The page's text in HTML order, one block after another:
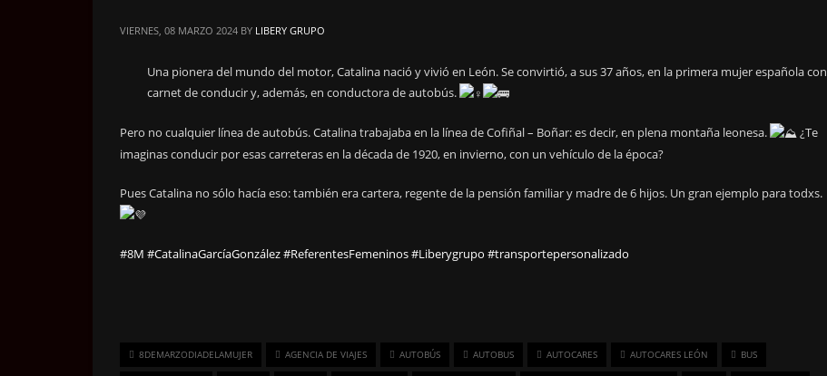
VIERNES, 08 MARZO 2024 BY LIBERY GRUPO
Una pionera del mundo del motor, Catalina nació y vivió en León. Se convirtió, a sus 37 años, en la primera mujer española con
carnet de conducir y, además, en conductora de autobús.
Pero no cualquier línea de autobús. Catalina trabajaba en la línea de Cofiñal – Boñar: es decir, en plena montaña leonesa.
¿Te
imaginas conducir por esas carreteras en la década de 1920, en invierno, con un vehículo de la época?
Pues Catalina no sólo hacía eso: también era cartera, regente de la pensión familiar y madre de 6 hijos. Un gran ejemplo para todxs.
#8M #CatalinaGarcíaGonzález#ReferentesFemeninos#Liberygrupo #transportepersonalizado
8DEMARZODIADELAMUJER AGENCIA DE VIAJES AUTOBÚS AUTOBUS AUTOCARES AUTOCARES LEÓN BUS